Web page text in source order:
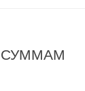
СУММАМ